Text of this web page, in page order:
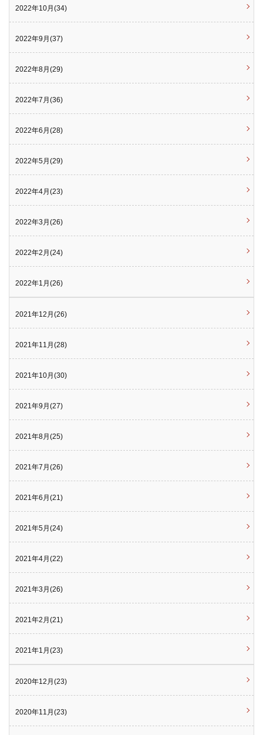
2022年10月(34)
2022年9月(37)
2022年8月(29)
2022年7月(36)
2022年6月(28)
2022年5月(29)
2022年4月(23)
2022年3月(26)
2022年2月(24)
2022年1月(26)
2021年12月(26)
2021年11月(28)
2021年10月(30)
2021年9月(27)
2021年8月(25)
2021年7月(26)
2021年6月(21)
2021年5月(24)
2021年4月(22)
2021年3月(26)
2021年2月(21)
2021年1月(23)
2020年12月(23)
2020年11月(23)